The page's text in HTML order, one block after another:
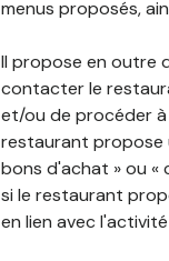
menus proposés,
Il propose en outre
contacter le
et/ou de procéder à
restaurant propose
bons d'achat » ou
si le restaurant
en lien avec